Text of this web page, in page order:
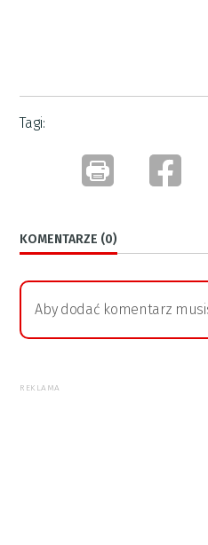
Tagi:
KOMENTARZE (0)
Aby dodać komentarz
REKLAMA